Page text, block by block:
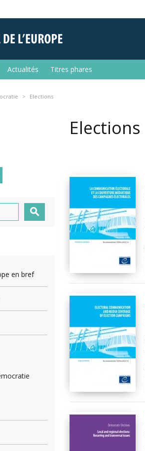
Actualités Titres phares
Elections

en bref
Elections